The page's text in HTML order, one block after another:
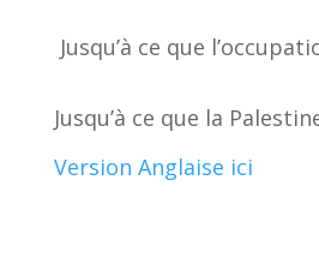
Jusqu’à ce que
Jusqu’à ce que la
Version Anglaise ici